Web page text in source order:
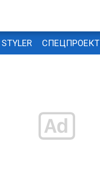
STYLER